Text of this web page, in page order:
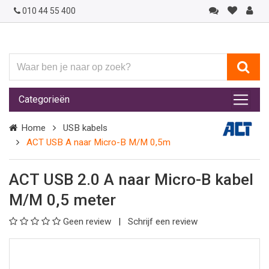
010 44 55 400
ben
je
naar
op
zoek?
Categorieën
Home
USB kabels
ACT USB A naar Micro-B M/M 0,5m
ACT USB 2.0 A naar Micro-B kabel
M/M 0,5 meter
Geen review Schrijf een review